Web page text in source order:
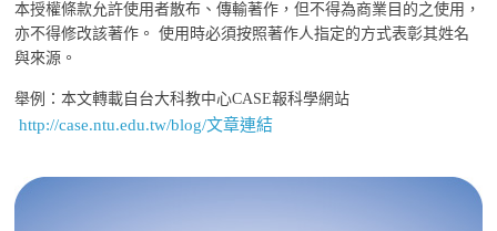
本授權條款允許使用者散布、傳輸著作，但不得為商業目的之使用，
亦不得修改該著作。 使用時必須按照著作人指定的方式表彰其姓名
與來源。
舉例：本文轉載自台大科教中心CASE報科學網站
http://case.ntu.edu.tw/blog/文章連結